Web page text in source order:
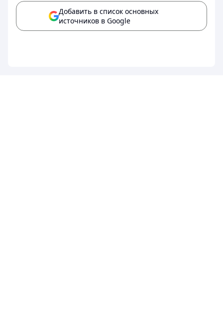
Добавить в список основных
источников в Google